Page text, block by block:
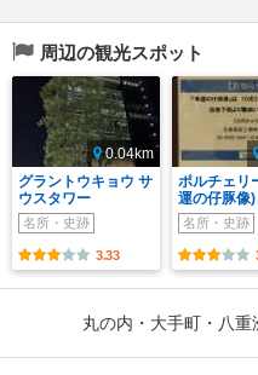
周辺の観光スポット
0.04km
グラントウキョウ サ
ウスタワー
名所・史跡
3.33
ポルチェリ
運の仔豚像)
名所・史跡
丸の内・大手町・八